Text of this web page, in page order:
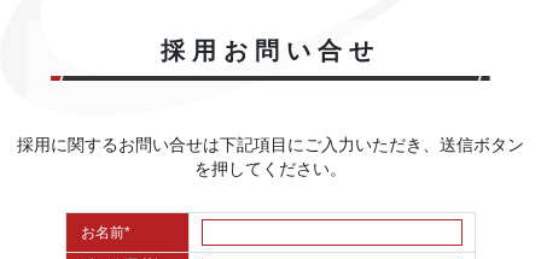
採用お問い合せ
採用に関するお問い合せは下記項目にご入力いただき、送信ボタン
を押してください。
お名前*